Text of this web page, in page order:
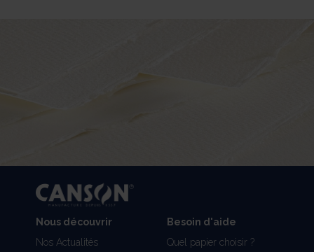
Nous découvrir
Nos Actualités
Besoin d'aide
Quel papier choisir ?